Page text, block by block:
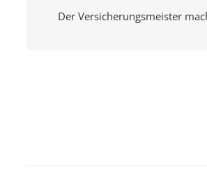
Der Versicherungsmeister